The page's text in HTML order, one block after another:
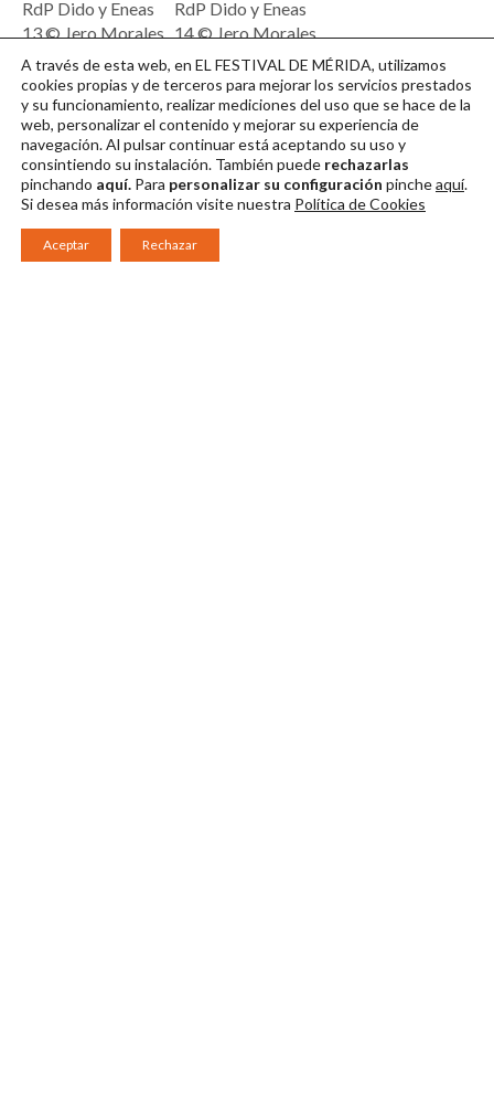
RdP Dido y Eneas
13 © Jero Morales
/ Festival de
Mérida
Descargar en alta
RdP Dido y Eneas
14 © Jero Morales
/ Festival de
Mérida
Descargar en alta
A través de esta web, en EL FESTIVAL DE MÉRIDA, utilizamos
cookies propias y de terceros para mejorar los servicios prestados
y su funcionamiento, realizar mediciones del uso que se hace de la
web, personalizar el contenido y mejorar su experiencia de
navegación. Al pulsar continuarestá aceptando su uso y
consintiendo su instalación. También puede rechazarlas
pinchando aquí. Para personalizar su configuración pincheaquí.
Si desea más información visite nuestra Política de Cookies
Aceptar Rechazar